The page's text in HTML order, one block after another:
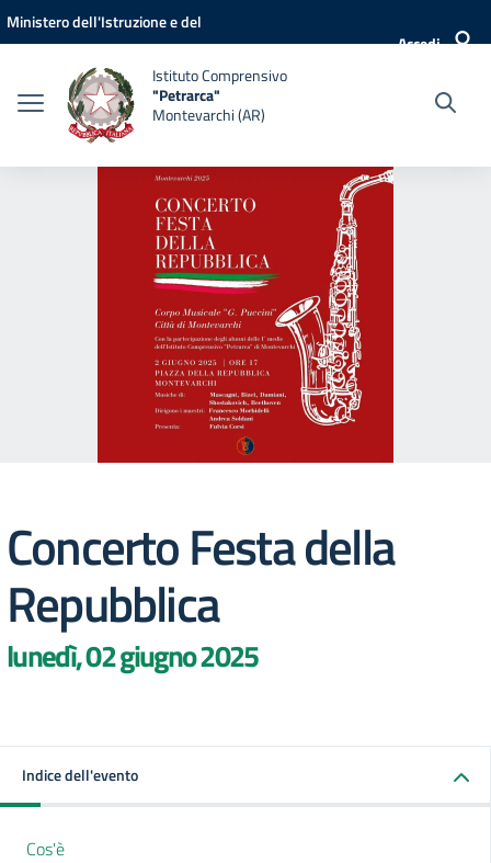
Vai ai contenuti
Vai al menu di navigazione
Vai al footer
Ministero dell'Istruzione e del
Accedi
Istituto Comprensivo
"Petrarca"
Montevarchi (AR)
Concerto Festa della
Repubblica
lunedì, 02 giugno 2025
Indice dell'evento
Cos'è